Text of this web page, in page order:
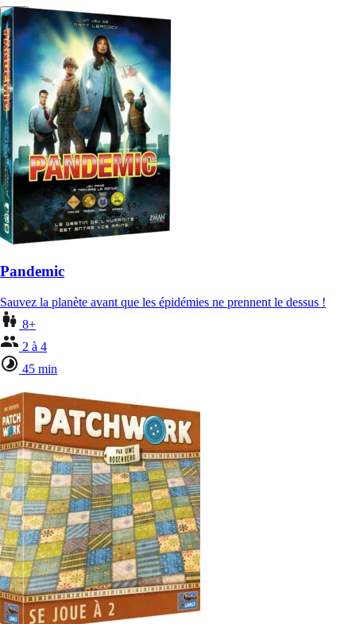
Pandemic
Sauvez la planète avant que les épidémies ne prennent le dessus !
8+
2 à 4
45 min